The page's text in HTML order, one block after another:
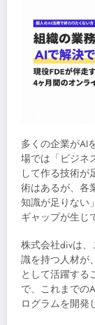
多くの企業がAI
場では「ビジネ
して作る技術が
術はあるが、各
知識が足りない
ギャップが生じ
株式会社divは
識を持つ人材が
として活躍する
で、これまでの
ログラムを開発